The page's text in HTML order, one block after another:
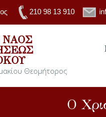
210 98 13 910
ΝΑΌΣ
Θεομήτορος
Ο